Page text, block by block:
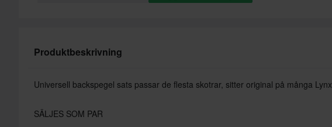
Produktbeskrivning
Universell backspegel sats passar de flesta skotrar, sitter original på många Lynx.
SÄLJES SOM PAR